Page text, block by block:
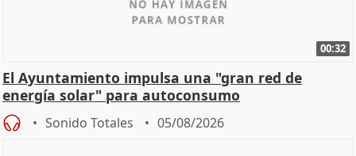
00:32
El Ayuntamiento impulsa una "gran red de
energía solar" para autoconsumo
Sonido Totales 05/08/2026